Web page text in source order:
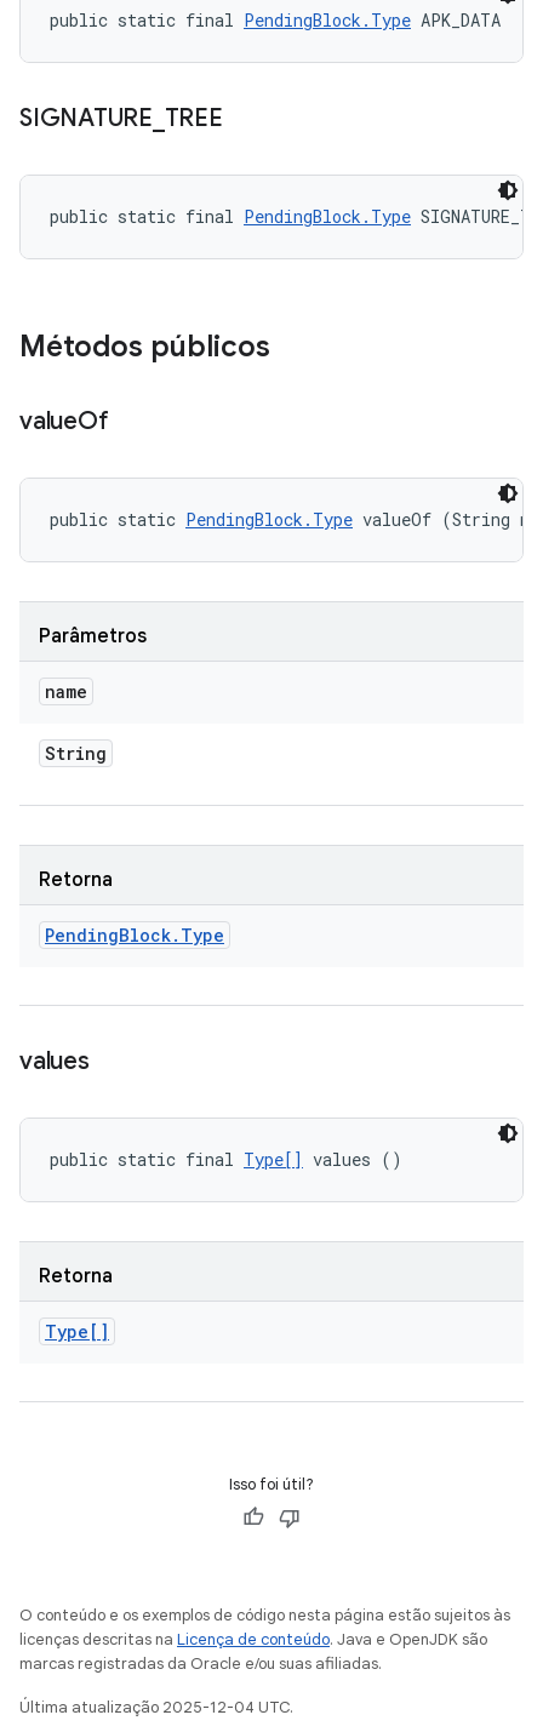
public static final PendingBlock.Type APK_DATA
SIGNATURE TREE
public static final PendingBlock.Type
Métodos públicos
valueOf
public static PendingBlock.Type valueOf (String
Parâmetros
name
String
Retorna
PendingBlock. Type
values
public static final Type[] values ()
Retorna
Type[]
Isso foi útil?
O conteúdo e os exemplos de código nesta página estão sujeitos às
licenças descritas na Licença de conteúdo. Java e OpenJDK são
marcas registradas da Oracle e/ou suas afiliadas.
Última atualização 2025-12-04 UTC.